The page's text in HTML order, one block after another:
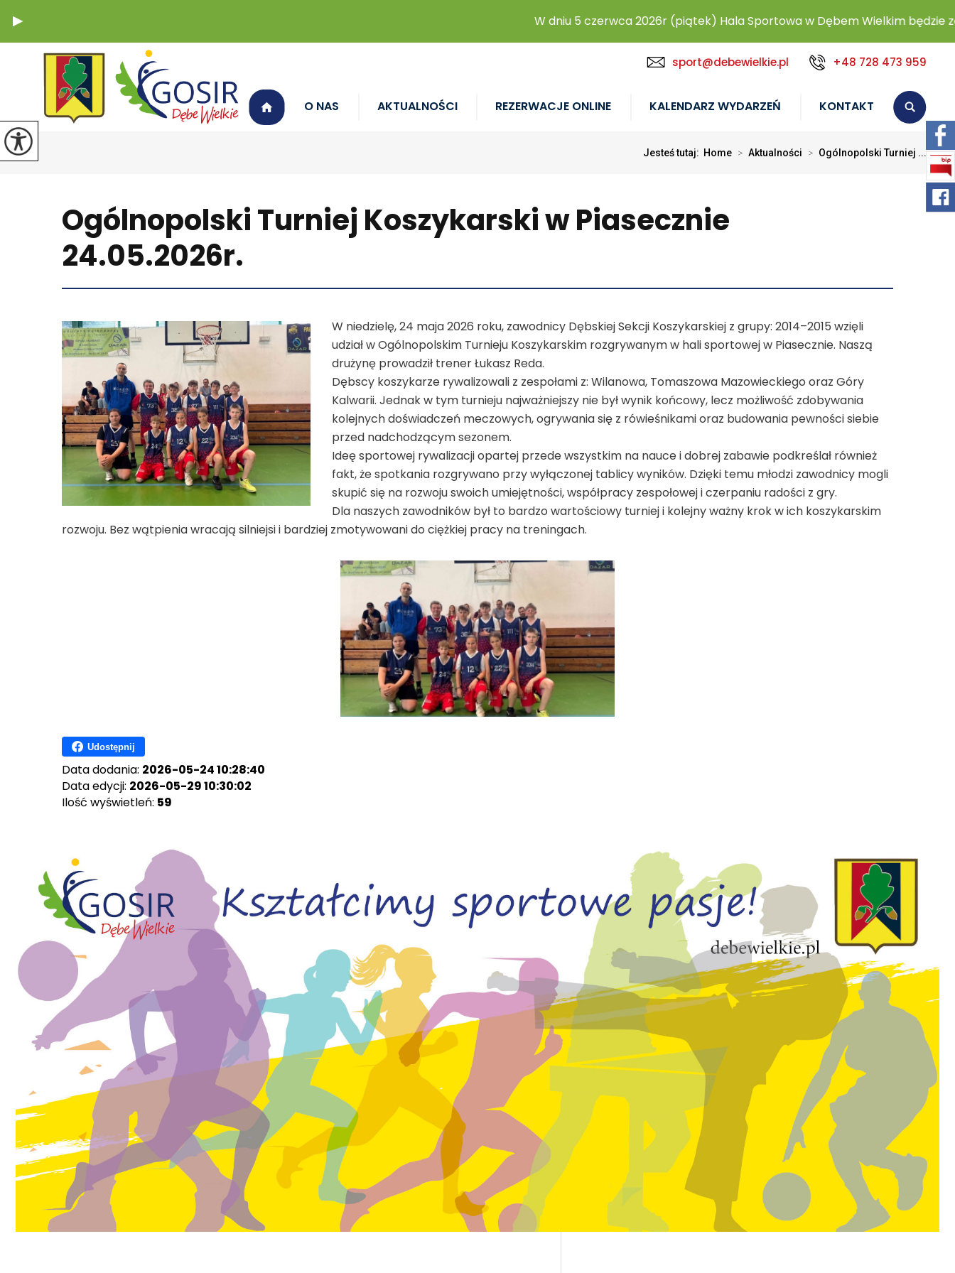
W dniu 5 czerwca 2026r (piątek) Hala Sportowa w Dębem Wielkim będzie
sport@debewielkie.pl +48 728 473 959
O NAS AKTUALNOŚCI REZERWACJE ONLINE KALENDARZ WYDARZEŃ KONTAKT
Jesteś tutaj: Home > Aktualności > Ogólnopolski Turniej ...
Ogólnopolski Turniej Koszykarski w Piasecznie
24.05.2026r.
W niedzielę, 24 maja 2026 roku, zawodnicy Dębskiej Sekcji Koszykarskiej z grupy: 2014–2015 wzięli
udział w Ogólnopolskim Turnieju Koszykarskim rozgrywanym w hali sportowej w Piasecznie. Naszą
drużynę prowadził trener Łukasz Reda.
Dębscy koszykarze rywalizowali z zespołami z: Wilanowa, Tomaszowa Mazowieckiego oraz Góry
Kalwarii. Jednak w tym turnieju najważniejszy nie był wynik końcowy, lecz możliwość zdobywania
kolejnych doświadczeń meczowych, ogrywania się z rówieśnikami oraz budowania pewności siebie
przed nadchodzącym sezonem.
Ideę sportowej rywalizacji opartej przede wszystkim na nauce i dobrej zabawie podkreślał również
fakt, że spotkania rozgrywano przy wyłączonej tablicy wyników. Dzięki temu młodzi zawodnicy mogli
skupić się na rozwoju swoich umiejętności, współpracy zespołowej i czerpaniu radości z gry.
Dla naszych zawodników był to bardzo wartościowy turniej i kolejny ważny krok w ich koszykarskim
rozwoju. Bez wątpienia wracają silniejsi i bardziej zmotywowani do ciężkiej pracy na treningach.
Udostępnij
Data dodania: 2026-05-24 10:28:40
Data edycji: 2026-05-29 10:30:02
Ilość wyświetleń: 59